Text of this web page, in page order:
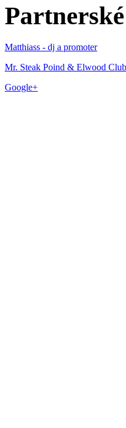
Matthiass - dj a promoter
Mr. Steak Poind & Elwood
Google+